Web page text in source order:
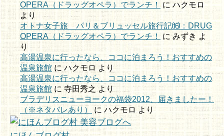
OPERA（ドラッグオペラ）でランチ！
にハクモロ
より
オトナ女子旅 パリ＆ブリュッセル旅行記⒃：DRUG
OPERA（ドラッグオペラ）でランチ！
にみずき よ
り
高湯温泉に行ったなら、ココに泊まろう！おすすめの
温泉旅館 にハクモロ より
高湯温泉に行ったなら、ココに泊まろう！おすすめの
温泉旅館 に 寺田秀之 より
ブラデリスニューヨークの福袋2012、届きましたー！
（※ネタバレあり）
に ハクモロより